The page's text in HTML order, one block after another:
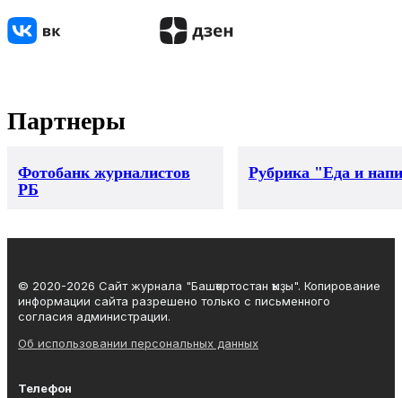
Партнеры
Фотобанк журналистов
РБ
Рубрика "Еда и
© 2020-2026 Сайт журнала "Башҡортостан ҡыҙы". Копирование
информации сайта разрешено только с письменного
согласия администрации.
Об использовании персональных данных
Телефон